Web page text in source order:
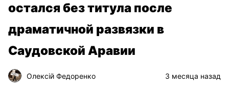
остался без титула после
драматичной развязки в
Саудовской Аравии
Олексій Федоренко 3 месяца назад